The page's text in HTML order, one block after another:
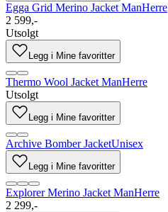
Egga Grid Merino Jacket ManHerre
2 599,-
Utsolgt
Legg i Mine favoritter
Thermo Wool Jacket ManHerre
Utsolgt
Legg i Mine favoritter
Archive Bomber JacketUnisex
Legg i Mine favoritter
Explorer Merino Jacket ManHerre
2 299,-